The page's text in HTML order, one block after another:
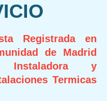
Registrada en
de Madrid
Instaladora y
Termicas